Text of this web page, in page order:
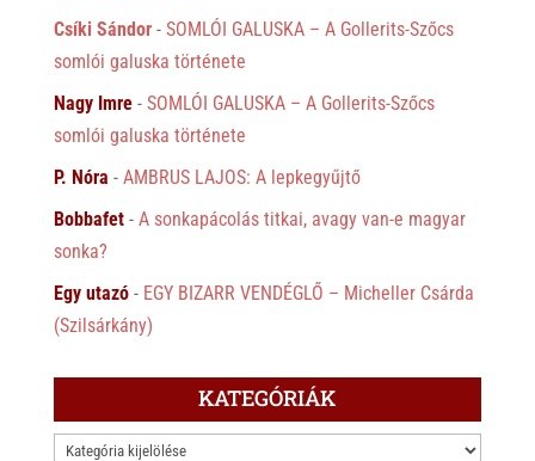
Csíki Sándor- SOMLÓI GALUSKA – A Gollerits-Szőcs
somlói galuska története
Nagy Imre- SOMLÓI GALUSKA – A Gollerits-Szőcs
somlói galuska története
P. Nóra - AMBRUS LAJOS: A lepkegyűjtő
Bobbafet- A sonkapácolás titkai, avagy van-e magyar
sonka?
Egy utazó- EGY BIZARR VENDÉGLŐ – Micheller Csárda
(Szilsárkány)
KATEGÓRIÁK
KATEGÓRIÁK